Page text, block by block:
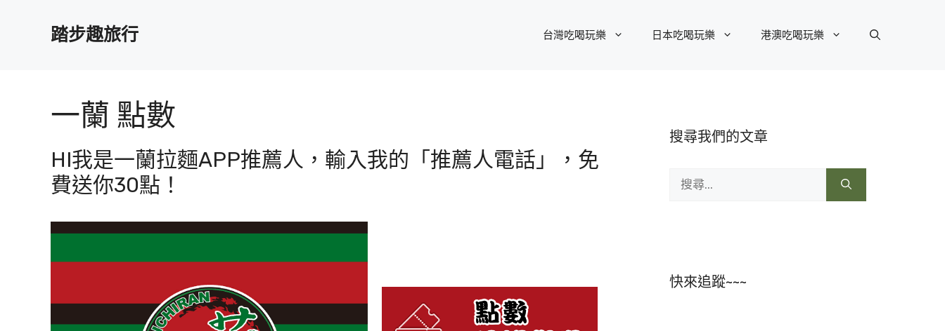
踏步趣旅行 台灣吃喝玩樂 日本吃喝玩樂 港澳吃喝玩樂
一蘭 點數
HI我是一蘭拉麵APP推薦人，輸入我的「推薦人電話」，免
費送你30點！
搜尋我們的文章
尋:
快來追蹤~~~